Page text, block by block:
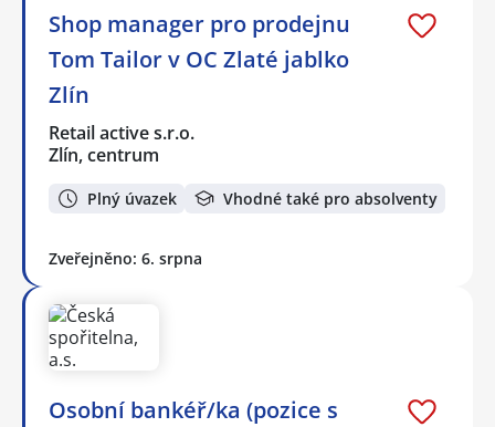
Shop manager pro prodejnu
Tom Tailor v OC Zlaté jablko
Zlín
Retail active s.r.o.
Zlín, centrum
Plný úvazek Vhodné také pro absolventy
Zveřejněno: 6. srpna
Osobní bankéř/ka (pozice s